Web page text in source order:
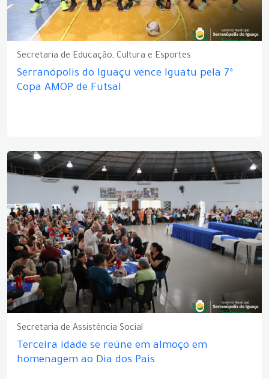
Secretaria de Educação, Cultura e Esportes
Serranópolis do Iguaçu vence Iguatu pela 7ª
Copa AMOP de Futsal
Secretaria de Assistência Social
Terceira idade se reúne em almoço em
homenagem ao Dia dos Pais